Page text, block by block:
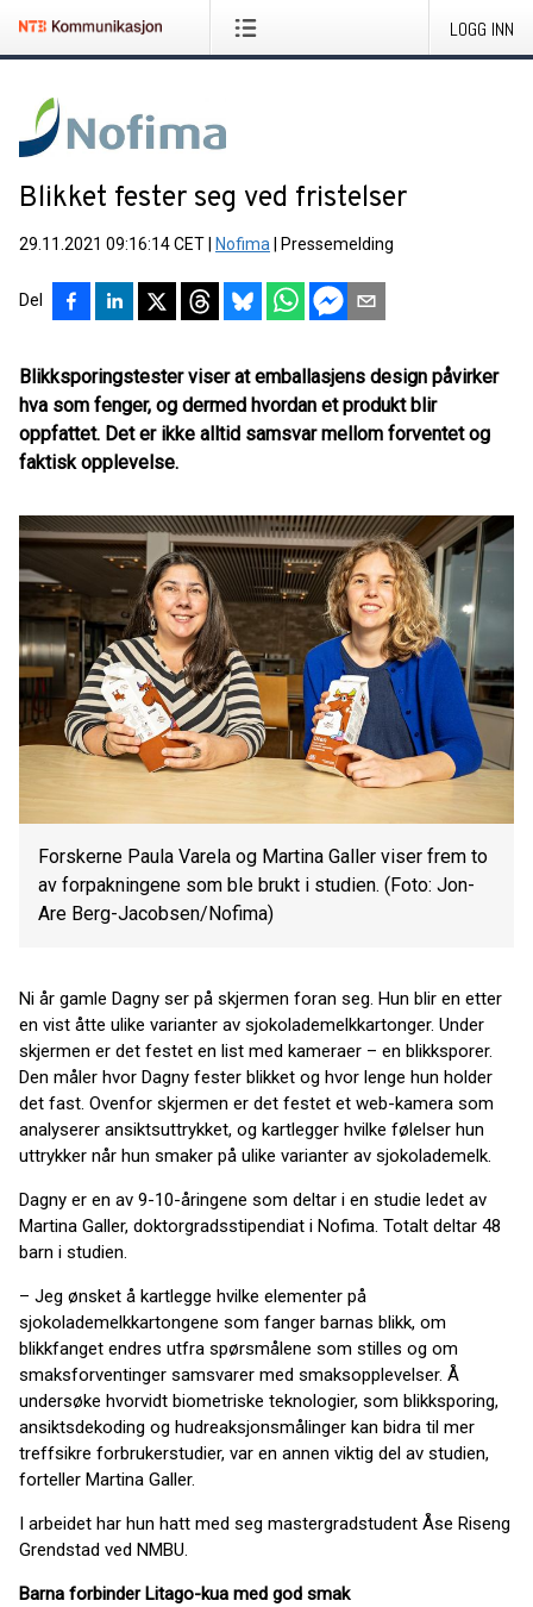
LOGG INN
Blikket fester seg ved fristelser
29.11.2021 09:16:14 CET Nofima Pressemelding
Del
Blikksporingstester viser at emballasjens design påvirker
hva som fenger, og dermed hvordan et produkt blir
oppfattet. Det er ikke alltid samsvar mellom forventet og
faktisk opplevelse.
Forskerne Paula Varela og Martina Galler viser frem to
av forpakningene som ble brukt i studien. (Foto: Jon-
Are Berg-Jacobsen/Nofima)
Ni år gamle Dagny ser på skjermen foran seg. Hun blir en etter
en vist åtte ulike varianter av sjokolademelkkartonger. Under
skjermen er det festet en list med kameraer – en blikksporer.
Den måler hvor Dagny fester blikket og hvor lenge hun holder
det fast. Ovenfor skjermen er det festet et web-kamera som
analyserer ansiktsuttrykket, og kartlegger hvilke følelser hun
uttrykker når hun smaker på ulike varianter av sjokolademelk.
Dagny er en av 9-10-åringene som deltar i en studie ledet av
Martina Galler, doktorgradsstipendiat i Nofima. Totalt deltar 48
barn i studien.
– Jeg ønsket å kartlegge hvilke elementer på
sjokolademelkkartongene som fanger barnas blikk, om
blikkfanget endres utfra spørsmålene som stilles og om
smaksforventinger samsvarer med smaksopplevelser. Å
undersøke hvorvidt biometriske teknologier, som blikksporing,
ansiktsdekoding og hudreaksjonsmålinger kan bidra til mer
treffsikre forbrukerstudier, var en annen viktig del av studien,
forteller Martina Galler.
I arbeidet har hun hatt med seg mastergradstudent Åse Riseng
Grendstad ved NMBU.
Barna forbinder Litago-kua med god smak